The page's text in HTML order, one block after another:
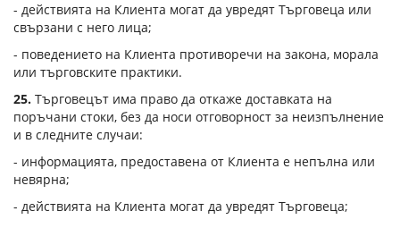
- действията на Клиента могат да увредят Търговеца или
свързани с него лица;
- поведението на Клиента противоречи на закона, морала
или търговските практики.
25. Търговецът има право да откаже доставката на
поръчани стоки, без да носи отговорност за неизпълнение
и в следните случаи:
- информацията, предоставена от Клиента е непълна или
невярна;
- действията на Клиента могат да увредят Търговеца;